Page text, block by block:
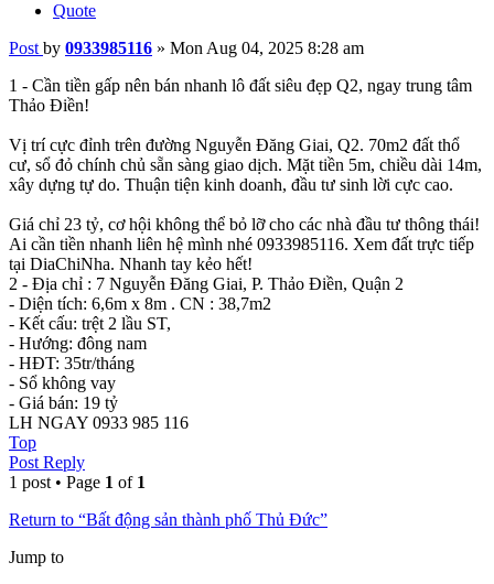
Quote
Post by 0933985116 » Mon Aug 04, 2025 8:28 am
1 - Cần tiền gấp nên bán nhanh lô đất siêu đẹp Q2, ngay trung tâm
Thảo Điền!
Vị trí cực đỉnh trên đường Nguyễn Đăng Giai, Q2. 70m2 đất thổ
cư, sổ đỏ chính chủ sẵn sàng giao dịch. Mặt tiền 5m, chiều dài 14m,
xây dựng tự do. Thuận tiện kinh doanh, đầu tư sinh lời cực cao.
Giá chỉ 23 tỷ, cơ hội không thể bỏ lỡ cho các nhà đầu tư thông thái!
Ai cần tiền nhanh liên hệ mình nhé 0933985116. Xem đất trực tiếp
tại DiaChiNha. Nhanh tay kẻo hết!
2 - Địa chỉ : 7 Nguyễn Đăng Giai, P. Thảo Điền, Quận 2
- Diện tích: 6,6m x 8m . CN : 38,7m2
- Kết cấu: trệt 2 lầu ST,
- Hướng: đông nam
- HĐT: 35tr/tháng
- Sổ không vay
- Giá bán: 19 tỷ
LH NGAY 0933 985 116
Top
Post Reply
1 post • Page 1 of 1
Return to “Bất động sản thành phố Thủ Đức”
Jump to